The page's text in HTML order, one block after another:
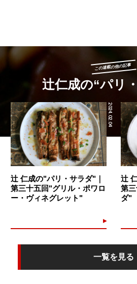
この連載の他の記事
辻仁成の“パリ
2024.02.04
辻 仁成の"パリ・サラダ"｜
第三十五回"グリル・ポワロ
ー・ヴィネグレット"
辻
第
ダ"
一覧を見る